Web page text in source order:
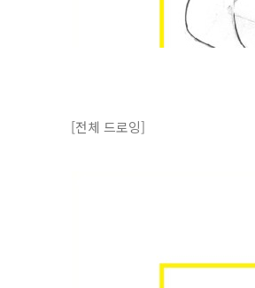
[전체 드로잉]